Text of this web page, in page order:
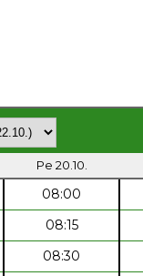
Pe 20.10.
08:00
08:15
08:30